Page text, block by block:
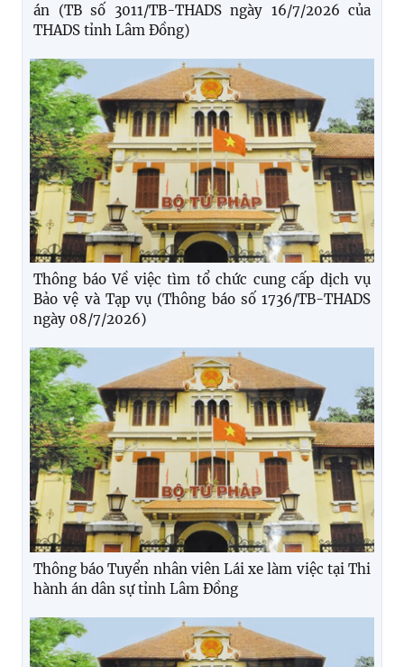
án (TB số 3011/TB-THADS ngày 16/7/2026 của
THADS tỉnh Lâm Đồng)
Thông báo Về việc tìm tổ chức cung cấp dịch vụ
Bảo vệ và Tạp vụ (Thông báo số 1736/TB-THADS
ngày 08/7/2026)
Thông báo Tuyển nhân viên Lái xe làm việc tại Thi
hành án dân sự tỉnh Lâm Đồng